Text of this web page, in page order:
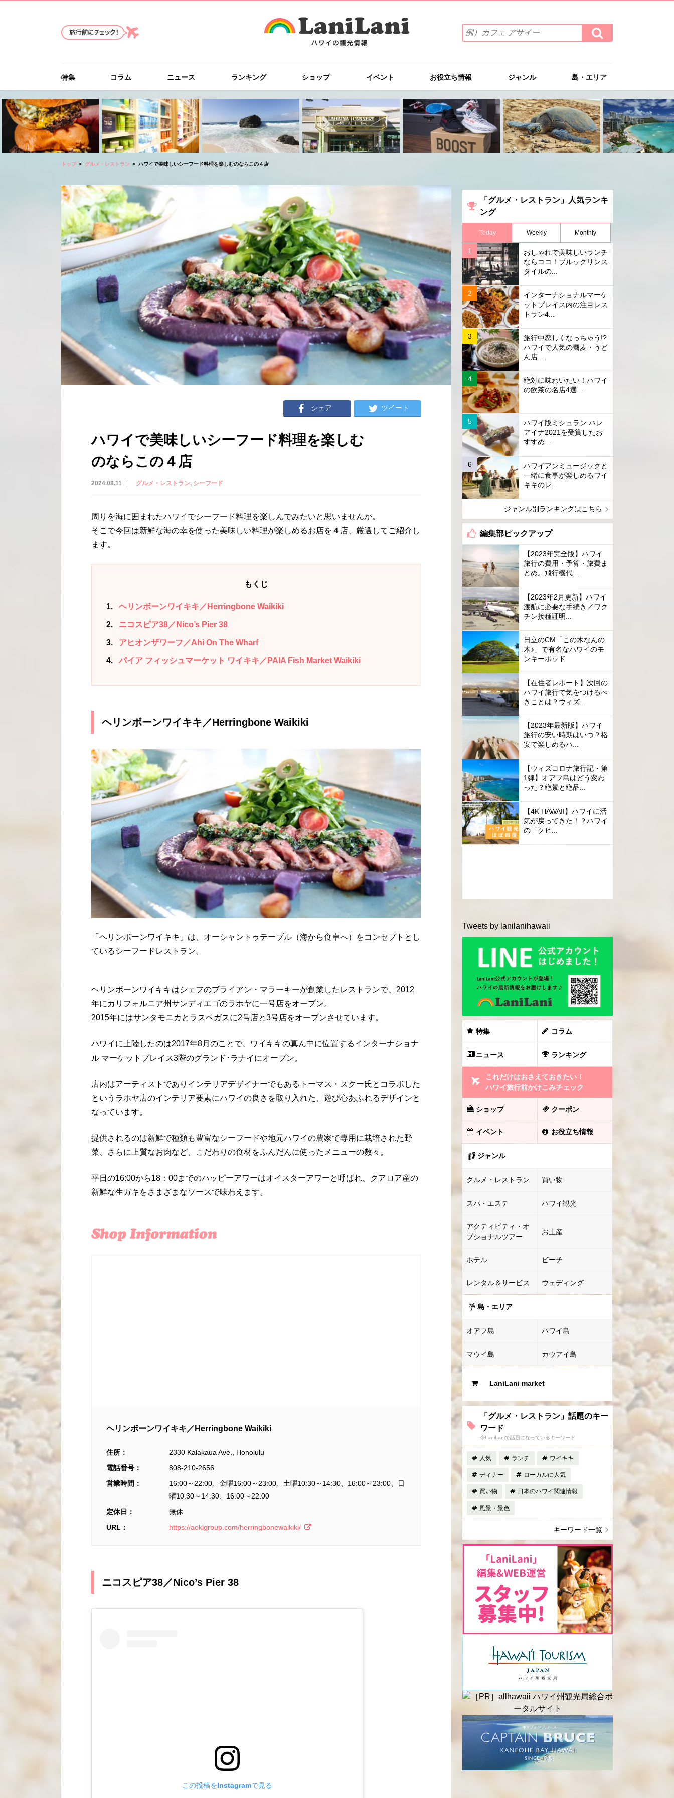
索
ワ
を
入
力
(例）
カ
フ
ェ
イ
ー
検
索
す
特集 コラム ニュース ランキング ショップ イベント お役立ち情報 ジャンル 島・エリア
トップ グルメ・レストラン ハワイで美味しいシーフード料理を楽しむのならこの４店
シェア ツイート
ハワイで美味しいシーフード料理を楽しむ
のならこの４店
2024.08.11 グルメ・レストラン シーフード
周りを海に囲まれたハワイでシーフード料理を楽しんでみたいと思いませんか。
そこで今回は新鮮な海の幸を使った美味しい料理が楽しめるお店を４店、厳選してご紹介し
ます。
もくじ
1 ヘリンボーンワイキキ／Herringbone Waikiki
2 ニコスピア38／Nico’s Pier 38
3 アヒオンザワーフ／Ahi On The Wharf
4 パイア フィッシュマーケット ワイキキ／PAIA Fish Market Waikiki
ヘリンボーンワイキキ／Herringbone Waikiki
「ヘリンボーンワイキキ」は、オーシャントゥテーブル（海から食卓へ）をコンセプトとし
ているシーフードレストラン。
ヘリンボーンワイキキはシェフのブライアン・マラーキーが創業したレストランで、2012
年にカリフォルニア州サンディエゴのラホヤに一号店をオープン。
2015年にはサンタモニカとラスベガスに2号店と3号店をオープンさせています。
ハワイに上陸したのは2017年8月のことで、ワイキキの真ん中に位置するインターナショナ
ル マーケットプレイス3階のグランド･ラナイにオープン。
店内はアーティストでありインテリアデザイナーでもあるトーマス・スクー氏とコラボした
というラホヤ店のインテリア要素にハワイの良さを取り入れた、遊び心あふれるデザインと
なっています。
提供されるのは新鮮で種類も豊富なシーフードや地元ハワイの農家で専用に栽培された野
菜、さらに上質なお肉など、こだわりの食材をふんだんに使ったメニューの数々。
平日の16:00から18：00までのハッピーアワーはオイスターアワーと呼ばれ、クアロア産の
新鮮な生ガキをさまざまなソースで味わえます。
ヘリンボーンワイキキ／Herringbone Waikiki
住所：
2330 Kalakaua Ave., Honolulu
電話番号：
808-210-2656
営業時間：
16:00～22:00、金曜16:00～23:00、土曜10:30～14:30、16:00～23:00、日
曜10:30～14:30、16:00～22:00
定休日：
無休
URL：
https://aokigroup.com/herringbonewaikiki/
ニコスピア38／Nico’s Pier 38
この投稿をInstagramで見る
「グルメ・レストラン」人気ランキ
ング
Today Weekly Monthly
おしゃれで美味しいランチ
ならココ！ブルックリンス
タイルの...
インターナショナルマーケ
ットプレイス内の注目レス
トラン4...
旅行中恋しくなっちゃう!?
ハワイで人気の蕎麦・うど
ん店...
絶対に味わいたい！ハワイ
の飲茶の名店4選...
ハワイ版ミシュラン ハレ
アイナ2021を受賞したお
すすめ...
ハワイアンミュージックと
一緒に食事が楽しめるワイ
キキのレ...
ジャンル別ランキングはこちら
編集部ピックアップ
【2023年完全版】ハワイ
旅行の費用・予算・旅費ま
とめ。飛行機代...
【2023年2月更新】ハワイ
渡航に必要な手続き／ワク
チン接種証明...
日立のCM「この木なんの
木♪」で有名なハワイのモ
ンキーポッド
【在住者レポート】次回の
ハワイ旅行で気をつけるべ
きことは？ウィズ...
【2023年最新版】ハワイ
旅行の安い時期はいつ？格
安で楽しめるハ...
【ウィズコロナ旅行記・第
1弾】オアフ島はどう変わ
った？絶景と絶品...
【4K HAWAII】ハワイに活
気が戻ってきた！？ハワイ
の「クヒ...
Tweets by lanilanihawaii
特集 コラム
ニュース ランキング
これだけはおさえておきたい！
ハワイ旅行前かけこみチェック
ショップ クーポン
イベント お役立ち情報
ジャンル
グルメ・レストラン 買い物
スパ・エステ ハワイ観光
アクティビティ・オ
プショナルツアー
お土産
ホテル ビーチ
レンタル＆サービス ウェディング
島・エリア
オアフ島 ハワイ島
マウイ島 カウアイ島
LaniLani market
「グルメ・レストラン」話題のキー
ワード
今LaniLaniで話題になっているキーワード
人気 ランチ ワイキキ
ディナー ローカルに人気
買い物 日本のハワイ関連情報
風景・景色
キーワード一覧